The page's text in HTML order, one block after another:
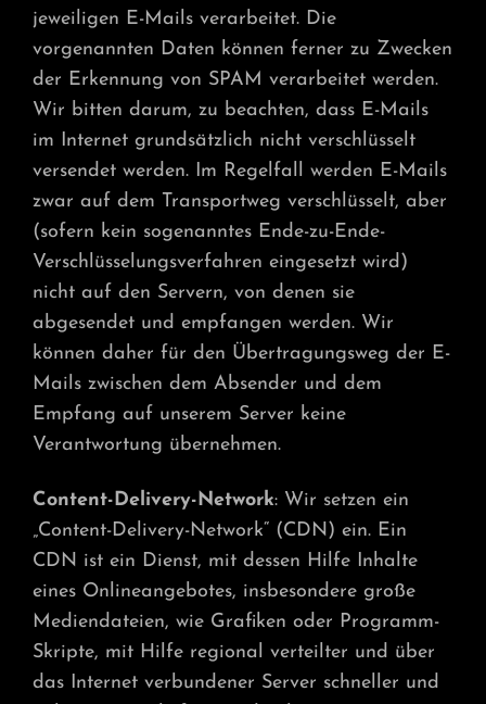
jeweiligen E-Mails verarbeitet. Die
vorgenannten Daten können ferner zu Zwecken
der Erkennung von SPAM verarbeitet werden.
Wir bitten darum, zu beachten, dass E-Mails
im Internet grundsätzlich nicht verschlüsselt
versendet werden. Im Regelfall werden E-Mails
zwar auf dem Transportweg verschlüsselt, aber
(sofern kein sogenanntes Ende-zu-Ende-
Verschlüsselungsverfahren eingesetzt wird)
nicht auf den Servern, von denen sie
abgesendet und empfangen werden. Wir
können daher für den Übertragungsweg der E-
Mails zwischen dem Absender und dem
Empfang auf unserem Server keine
Verantwortung übernehmen.
Content-Delivery-Network: Wir setzen ein
„Content-Delivery-Network“ (CDN) ein. Ein
CDN ist ein Dienst, mit dessen Hilfe Inhalte
eines Onlineangebotes, insbesondere große
Mediendateien, wie Grafiken oder Programm-
Skripte, mit Hilfe regional verteilter und über
das Internet verbundener Server schneller und